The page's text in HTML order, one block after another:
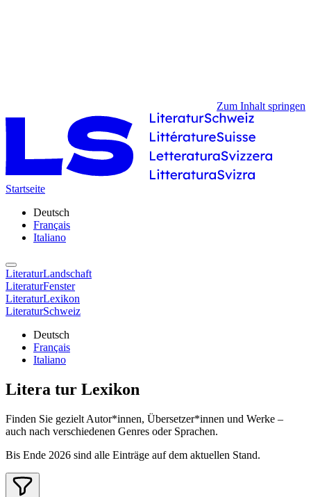
Zum Inhalt springen
Startseite
Deutsch
Français
Italiano
LiteraturLandschaft
LiteraturFenster
LiteraturLexikon
LiteraturSchweiz
Deutsch
Français
Italiano
Litera tur Lexikon
Finden Sie gezielt Autor*innen, Übersetzer*innen und Werke –
auch nach verschiedenen Genres oder Sprachen.
Bis Ende 2026 sind alle Einträge auf dem aktuellen Stand.